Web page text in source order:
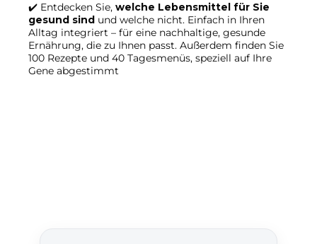
✔️ Entdecken Sie, welche Lebensmittel für Sie
gesund sind und welche nicht. Einfach in Ihren
Alltag integriert – für eine nachhaltige, gesunde
Ernährung, die zu Ihnen passt. Außerdem finden Sie
100 Rezepte und 40 Tagesmenüs, speziell auf Ihre
Gene abgestimmt